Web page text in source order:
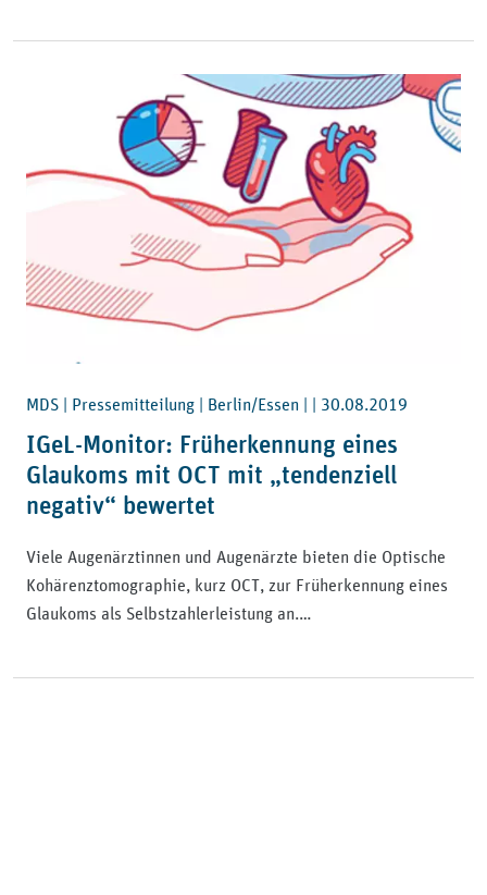
MDS | Pressemitteilung | Berlin/Essen | | 30.08.2019
IGeL-Monitor: Früherkennung eines
Glaukoms mit OCT mit „tendenziell
negativ“ bewertet
Viele Augenärztinnen und Augenärzte bieten die Optische
Kohärenztomographie, kurz OCT, zur Früherkennung eines
Glaukoms als Selbstzahlerleistung an.…